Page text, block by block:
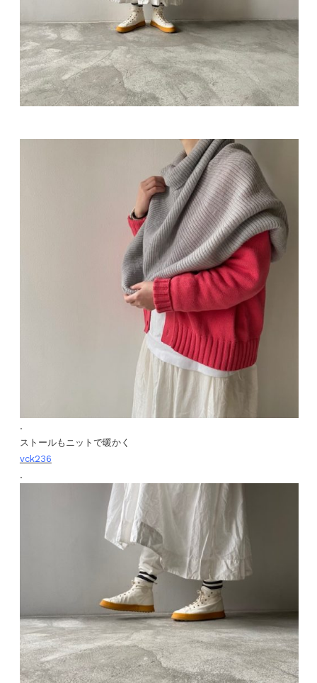
.
ストールもニットで暖かく
vck236
.